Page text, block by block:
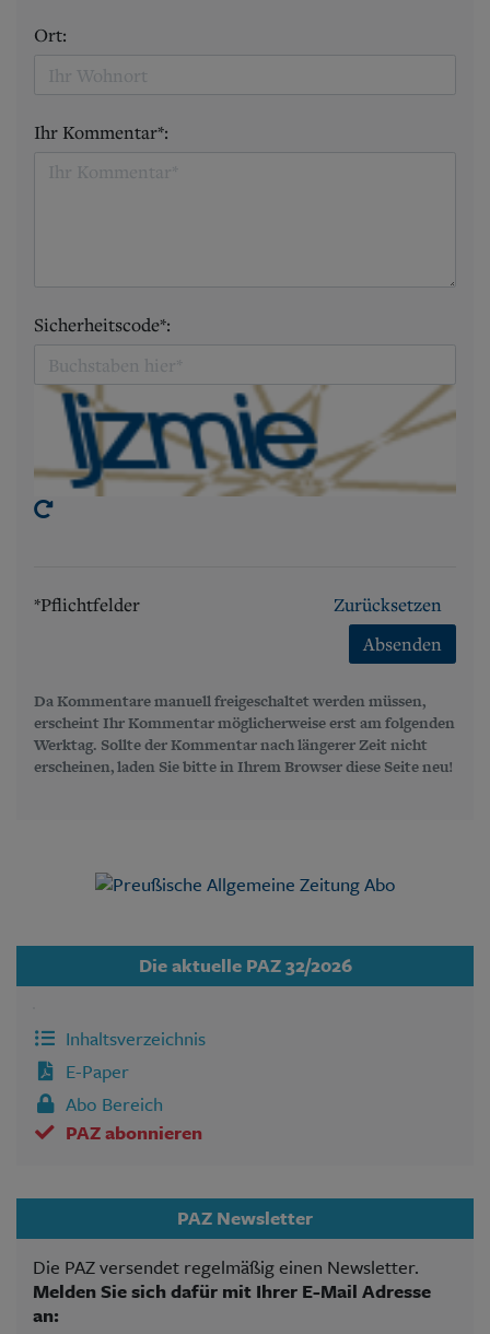
Ort:
Ihr Kommentar*:
Sicherheitscode*:
*Pflichtfelder
Zurücksetzen
Absenden
Da Kommentare manuell freigeschaltet werden müssen,
erscheint Ihr Kommentar möglicherweise erst am folgenden
Werktag. Sollte der Kommentar nach längerer Zeit nicht
erscheinen, laden Sie bitte in Ihrem Browser diese Seite neu!
Die aktuelle PAZ 32/2026
Inhaltsverzeichnis
E-Paper
Abo Bereich
PAZ abonnieren
PAZ Newsletter
Die PAZ versendet regelmäßig einen Newsletter.
Melden Sie sich dafür mit Ihrer E-Mail Adresse
an: